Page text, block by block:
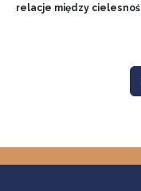
relacje między